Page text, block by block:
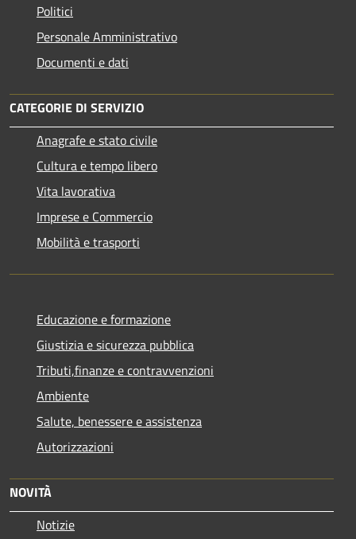
Politici
Personale Amministrativo
Documenti e dati
CATEGORIE DI SERVIZIO
Anagrafe e stato civile
Cultura e tempo libero
Vita lavorativa
Imprese e Commercio
Mobilità e trasporti
Educazione e formazione
Giustizia e sicurezza pubblica
Tributi,finanze e contravvenzioni
Ambiente
Salute, benessere e assistenza
Autorizzazioni
NOVITÀ
Notizie